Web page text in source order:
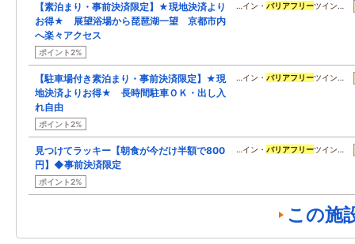
【素泊まり・事前決済限定】★現地決済より
お得★ 展望浴場から琵琶湖一望 京都市内
へ楽々アクセス
ポイント2%
…イン・ バリアフリーツイン…
【駐車場付き素泊まり・事前決済限定】★現
地決済よりお得★ 長時間駐車ＯＫ・出し入
れ自由
ポイント2%
…イン・ バリアフリーツイン…
見つけてラッキー【朝食が今だけ半額で800
円】◆事前決済限定
ポイント2%
…イン・ バリアフリーツイン…
この施